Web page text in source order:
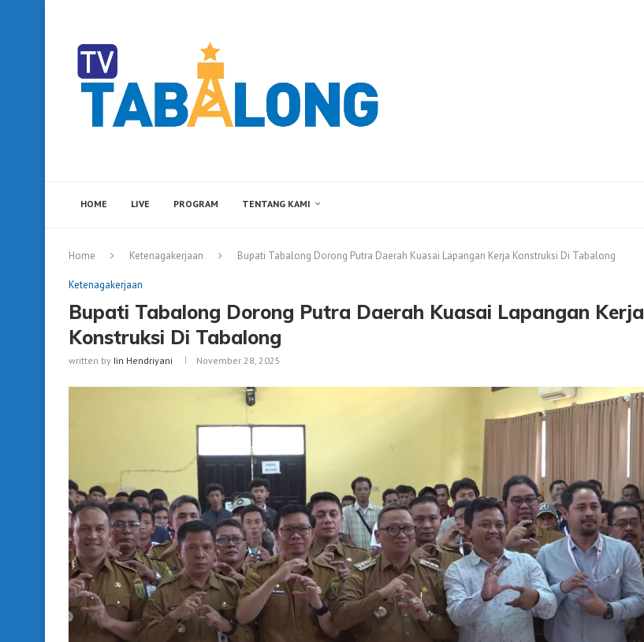
HOME LIVE PROGRAM TENTANG KAMI
Home Ketenagakerjaan Bupati Tabalong Dorong Putra Daerah Kuasai Lapangan Kerja Konstruksi Di Tabalong
Ketenagakerjaan
Bupati Tabalong Dorong Putra Daerah Kuasai Lapangan Kerja
Konstruksi Di Tabalong
written by Iin Hendriyani November 28, 2025